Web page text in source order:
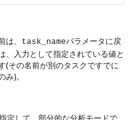
、
task_nameパラメータに戻
、入力として指定されている値と
(その名前が別のタスクですでに
)。
定して、部分的な分析モードで